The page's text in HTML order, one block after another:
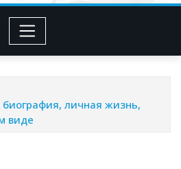
личная жизнь,
виде